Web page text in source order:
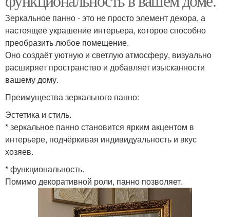
Зеркальное панно - это не просто элемент декора, а
настоящее украшение интерьера, которое способно
преобразить любое помещение.
Оно создаёт уютную и светлую атмосферу, визуально
расширяет пространство и добавляет изысканности
вашему дому.
Преимущества зеркального панно:
Эстетика и стиль.
* зеркальное панно становится ярким акцентом в
интерьере, подчёркивая индивидуальность и вкус
хозяев.
* функциональность.
Помимо декоративной роли, панно позволяет.